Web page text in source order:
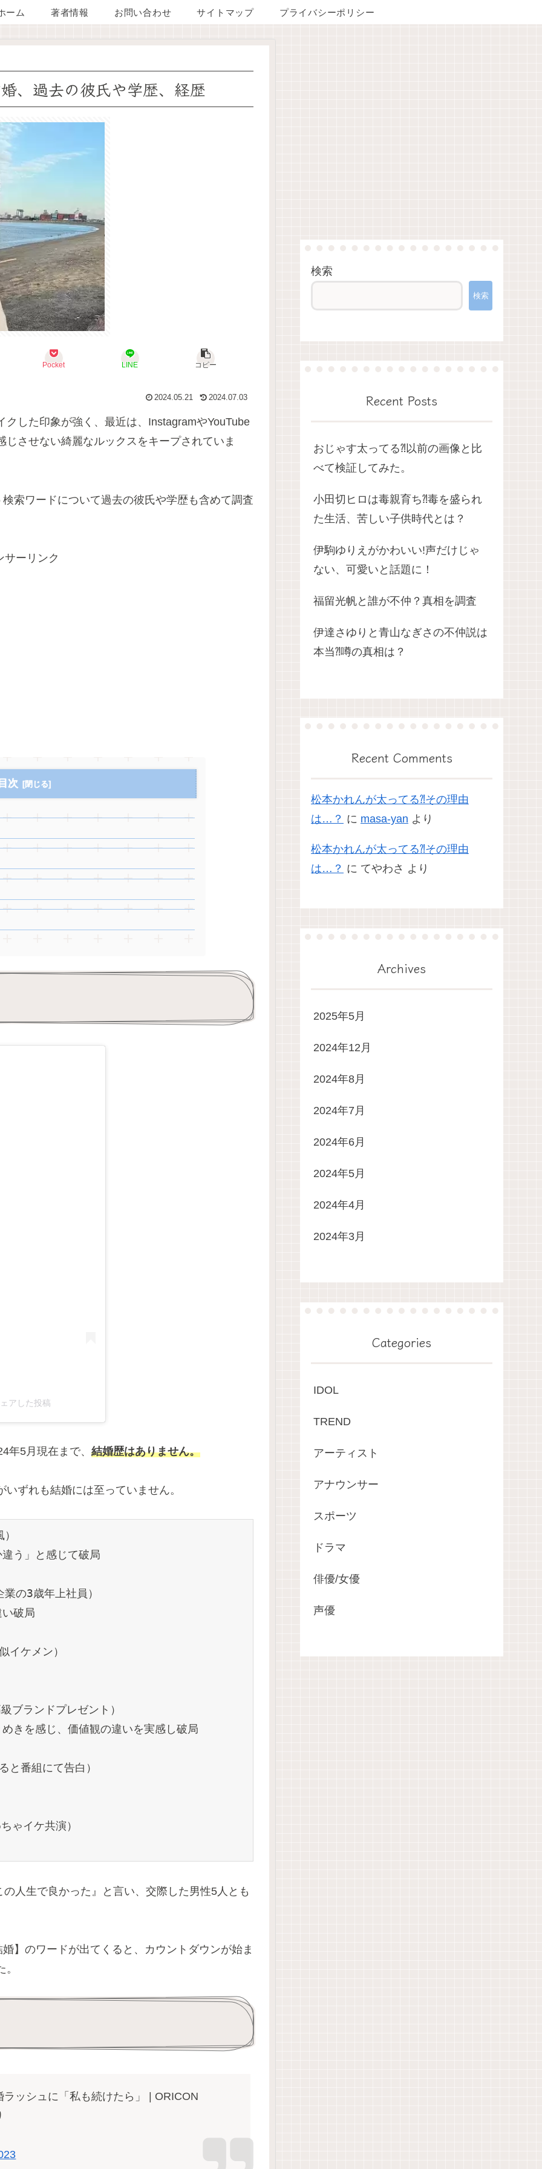
ーム 著者情報 お問い合わせ サイトマップ プライバシーポリシー
、過去の彼氏や学歴、経歴
Pocket LINE コピー
2024.05.21 2024.07.03
した印象が強く、最近は、InstagramやYouTube
じさせない綺麗なルックスをキープされていま
索ワードについて過去の彼氏や学歴も含めて調査
サーリンク
次
アした投稿
年5月現在まで、 結婚歴はありません。
ずれも結婚には至っていません。
う」と感じて破局
の3歳年上社員）
破局
イケメン）
ブランドプレゼント）
きを感じ、価値観の違いを実感し破局
と番組にて告白）
ゃイケ共演）
人生で良かった』と言い、交際した男性5人とも
】のワードが出てくると、カウントダウンが始ま
ッシュに「私も続けたら」 | ORICON
検索
検索
Recent Posts
おじゃす太ってる⁈以前の画像と比
べて検証してみた。
小田切ヒロは毒親育ち⁈毒を盛られ
た生活、苦しい子供時代とは？
伊駒ゆりえがかわいい!声だけじゃ
ない、可愛いと話題に！
福留光帆と誰が不仲？真相を調査
伊達さゆりと青山なぎさの不仲説は
本当⁈噂の真相は？
Recent Comments
松本かれんが太ってる⁈その理由
は…？ に masa-yan より
松本かれんが太ってる⁈その理由
は…？ に てやわさ より
Archives
2025年5月
2024年12月
2024年8月
2024年7月
2024年6月
2024年5月
2024年4月
2024年3月
Categories
IDOL
TREND
アーティスト
アナウンサー
スポーツ
ドラマ
俳優/女優
声優